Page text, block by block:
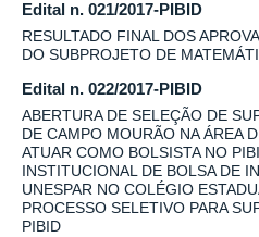
Edital n. 021/2017-PIBID
RESULTADO FINAL DOS
DO SUBPROJETO DE
Edital n. 022/2017-PIBID
ABERTURA DE SELEÇÃO DE
DE CAMPO MOURÃO NA ÁREA
ATUAR COMO BOLSISTA NO
INSTITUCIONAL DE BOLSA DE
UNESPAR NO COLÉGIO
PROCESSO SELETIVO PARA
PIBID